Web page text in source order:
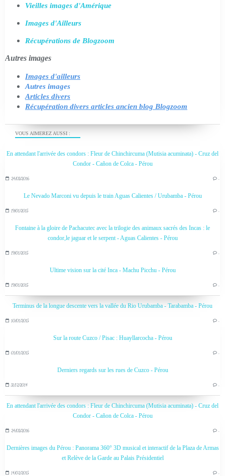
VOUS AIMEREZ AUSSI :
En attendant l'arrivée des condors : Fleur de Chinchircuma (Mutisia acuminata) - Cruz del
Condor - Cañon de Colca - Pérou
24/03/2016 …
Le Nevado Marconi vu depuis le train Aguas Calientes / Urubamba - Pérou
19/01/2015 …
Fontaine à la gloire de Pachacutec avec la trilogie des animaux sacrés des Incas : le
condor,le jaguar et le serpent - Aguas Calientes - Pérou
19/01/2015 …
Ultime vision sur la cité Inca - Machu Picchu - Pérou
19/01/2015 …
Terminus de la longue descente vers la vallée du Rio Urubamba - Tarabamba - Pérou
10/01/2015 …
Sur la route Cuzco / Pisac : Huayllarcocha - Pérou
01/01/2015 …
Derniers regards sur les rues de Cuzco - Pérou
31/12/2014 …
En attendant l'arrivée des condors : Fleur de Chinchircuma (Mutisia acuminata) - Cruz del
Condor - Cañon de Colca - Pérou
24/03/2016 …
Dernières images du Pérou : Panorama 360° 3D musical et interactif de la Plaza de Armas
et Relève de la Garde au Palais Présidentiel
14/02/2015 …
Vieilles images d'Amérique
Images d'Ailleurs
Récupérations de Blogzoom
Autres images
Images d'ailleurs
Autres images
Articles divers
Récupération divers articles ancien blog Blogzoom